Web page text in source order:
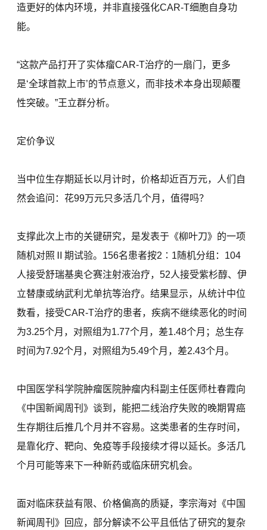
造更好的体内环境，并非直接强化CAR-T细胞自身功
能。
“这款产品打开了实体瘤CAR-T治疗的一扇门，更多
是‘全球首款上市’的节点意义，而非技术本身出现颠覆
性突破。”王立群分析。
定价争议
当中位生存期延长以月计时，价格却近百万元，人们自
然会追问：花99万元只多活几个月，值得吗？
支撑此次上市的关键研究，是发表于《柳叶刀》的一项
随机对照Ⅱ期试验。156名患者按2∶1随机分组：104
人接受舒瑞基奥仑赛注射液治疗，52人接受紫杉醇、伊
立替康或纳武利尤单抗等治疗。结果显示，从统计中位
数看，接受CAR-T治疗的患者，疾病不继续恶化的时间
为3.25个月，对照组为1.77个月，差1.48个月；总生存
时间为7.92个月，对照组为5.49个月，差2.43个月。
中国医学科学院肿瘤医院肿瘤内科副主任医师杜春霞向
《中国新闻周刊》谈到，能把二线治疗失败的晚期胃癌
生存期往后推几个月并不容易。这类患者的生存时间，
是靠化疗、靶向、免疫等手段接续才得以延长。多活几
个月可能等来下一种新药或临床研究机会。
面对临床获益有限、价格偏高的质疑，李宗海对《中国
新闻周刊》回应，部分解读不公平且低估了研究的复杂